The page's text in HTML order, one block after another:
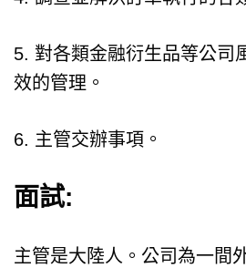
5. 對各類金融衍生品等公司
效的管理。
6. 主管交辦事項。
面試:
主管是大陸人。公司為一間